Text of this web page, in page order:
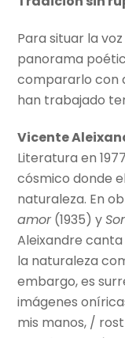
Para situar la
panorama
compararlo con
han trabajado
Vicente
Literatura en
cósmico donde
naturaleza. En
amor(1935) y
Aleixandre
la naturaleza
embargo, es
imágenes
mis manos, /